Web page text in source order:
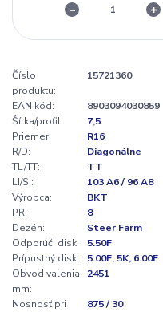
Číslo
produktu:
15721360
EAN kód:
8903094030859
Šírka/profil:
7,5
Priemer:
R16
R/D:
Diagonálne
TL/TT:
TT
LI/SI:
103 A6 / 96 A8
Výrobca:
BKT
PR:
8
Dezén:
Steer Farm
Odporúč. disk:
5.50F
Prípustný disk:
5.00F, 5K, 6.00F
Obvod valenia
mm:
2451
Nosnosť pri
875 / 30